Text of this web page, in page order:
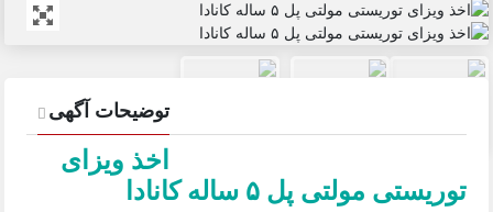
توضیحات آگهی
اخذ ویزای
توریستی مولتی پل ۵ ساله کانادا